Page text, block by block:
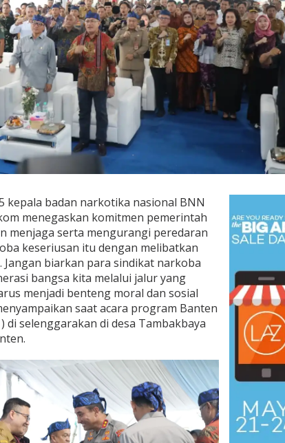
kepala badan narkotika nasional BNN
menegaskan komitmen pemerintah
menjaga serta mengurangi peredaran
keseriusan itu dengan melibatkan
Jangan biarkan para sindikat narkoba
bangsa kita melalui jalur yang
menjadi benteng moral dan sosial
saat acara program Banten
di selenggarakan di desa Tambakbaya